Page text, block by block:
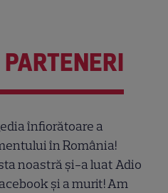
înfiorătoare a
în România!
noastră și-a luat Adio
și a murit! Am